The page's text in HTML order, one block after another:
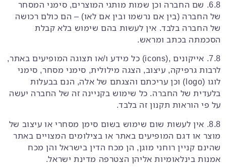
6.8. שם החברה וכן שמות מותגי המוצרים, סימני המסחר
של החברה (בין אם נרשמו ובין אם לאו) – הם כולם רכושה
של החברה בלבד. אין לעשות בהם שימוש בלא קבלת
הסכמתה בכתב ומראש.
7.8. אייקונים ,(icons) כל מידע ו/או תצוגה המופיעים באתר,
לרבות גרפיקה, עיצוב, הצגה מילולית, סימני מסחר, סימני
לוגו (logo) וכן עריכתם והצגתם של אלה, הנם בבעלות
בלעדית של החברה. כל שימוש בקניינה זה של החברה יעשה
על פי הוראות תקנון זה בלבד.
8.8. אין לעשות שום שימוש בשום סימן מסחרי או עיצוב של
מוצר או דגם המופיעים באתר או בצילומים המצויים באתר
שהינם קניין רוחני מוגן, הן מכח הדין בישראל והן מכח
אמנות בינלאומיות אליהן הצטרפה מדינת ישראל.